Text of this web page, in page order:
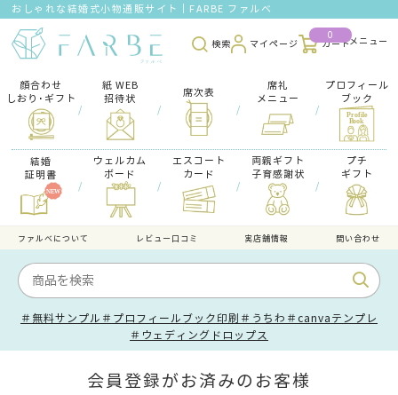
おしゃれな結婚式小物通販サイト｜FARBE ファルベ
検索 マイページ
0
カート
顔合わせ
しおり･ギフト
/
紙 WEB
招待状
/
席次表
/
席礼
メニュー
/
プロフィール
ブック
結婚
証明書
/
ウェルカム
ボード
/
エスコート
カード
/
両親ギフト
子育感謝状
/
プチ
ギフト
ファルべについて レビュー口コミ 実店舗情報 問い合わせ
＃無料サンプル ＃プロフィールブック印刷 ＃うちわ ＃canvaテンプレ
＃ウェディングドロップス
会員登録がお済みのお客様